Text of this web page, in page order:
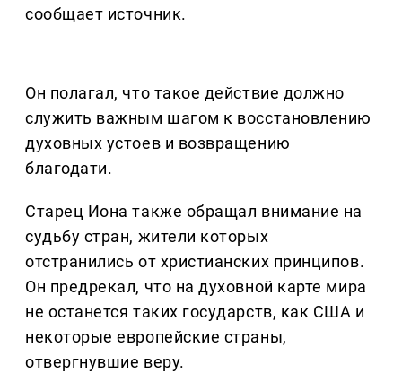
сообщает источник.
Он полагал, что такое действие должно
служить важным шагом к восстановлению
духовных устоев и возвращению
благодати.
Старец Иона также обращал внимание на
судьбу стран, жители которых
отстранились от христианских принципов.
Он предрекал, что на духовной карте мира
не останется таких государств, как США и
некоторые европейские страны,
отвергнувшие веру.